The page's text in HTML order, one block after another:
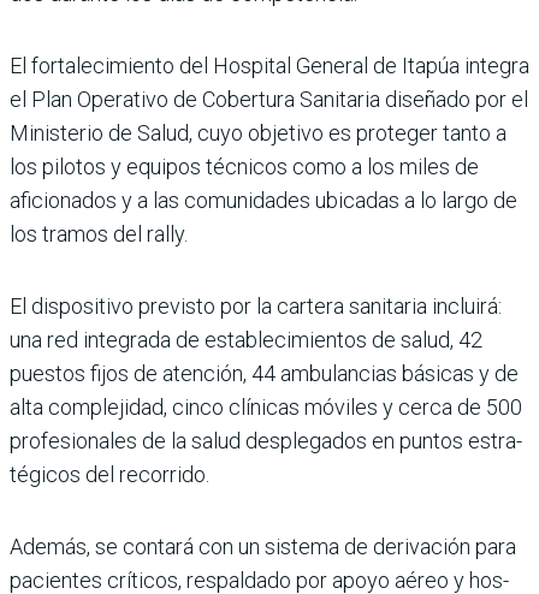
El fortalecimiento del Hos­pital General de Itapúa inte­gra
el Plan Operativo de Cobertura Sanitaria dise­ñado por el
Ministerio de Salud, cuyo objetivo es pro­teger tanto a
los pilotos y equipos técnicos como a los miles de
aficionados y a las comunidades ubicadas a lo largo de
los tramos del rally.
El dispositivo previsto por la cartera sanitaria incluirá:
una red integrada de esta­blecimientos de salud, 42
puestos fijos de atención, 44 ambulancias básicas y de
alta complejidad, cinco clínicas móviles y cerca de 500
profesionales de la salud desplegados en puntos estra­
tégicos del recorrido.
Además, se contará con un sistema de derivación para
pacientes críticos, respal­dado por apoyo aéreo y hos­